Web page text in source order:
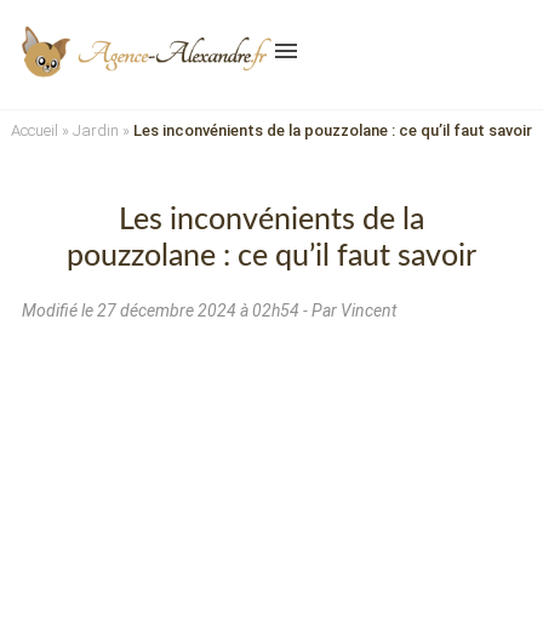
menu
Accueil » Jardin » Les inconvénients de la pouzzolane : ce qu’il faut savoir
Les inconvénients de la
pouzzolane : ce qu’il faut savoir
Modifié le27 décembre 2024 à 02h54 - Par Vincent